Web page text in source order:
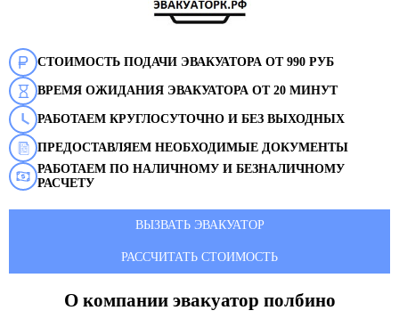
СТОИМОСТЬ ПОДАЧИ ЭВАКУАТОРА ОТ 990 РУБ
ВРЕМЯ ОЖИДАНИЯ ЭВАКУАТОРА ОТ 20 МИНУТ
РАБОТАЕМ КРУГЛОСУТОЧНО И БЕЗ ВЫХОДНЫХ
ПРЕДОСТАВЛЯЕМ НЕОБХОДИМЫЕ ДОКУМЕНТЫ
РАБОТАЕМ ПО НАЛИЧНОМУ И БЕЗНАЛИЧНОМУ
РАСЧЕТУ
ВЫЗВАТЬ ЭВАКУАТОР
РАССЧИТАТЬ СТОИМОСТЬ
О компании эвакуатор полбино